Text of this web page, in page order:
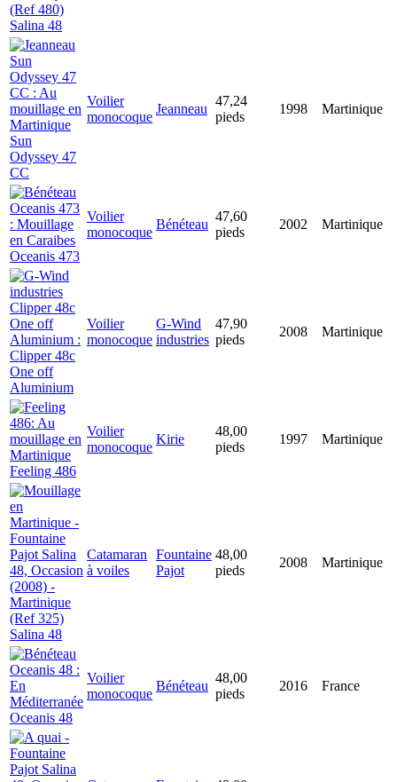
Salina 48
Sun
Odyssey 47
CC
Voilier
monocoque
Jeanneau
47,24
pieds
1998 Martinique
Oceanis 473
Voilier
monocoque
Bénéteau
47,60
pieds
2002 Martinique
Clipper 48c
One off
Aluminium
Voilier
monocoque
G-Wind
industries
47,90
pieds
2008 Martinique
Feeling 486
Voilier
monocoque
Kirie
48,00
pieds
1997 Martinique
Salina 48
Catamaran
à voiles
Fountaine
Pajot
48,00
pieds
2008 Martinique
Oceanis 48
Voilier
monocoque
Bénéteau
48,00
pieds
2016 France